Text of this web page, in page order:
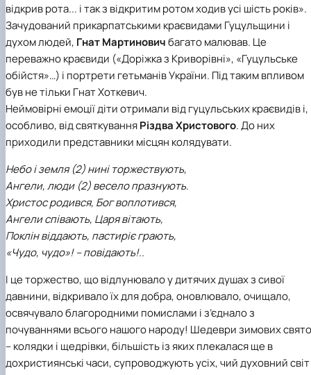
відкрив рота... і так з відкритим ротом ходив усі шість років».
Зачудований прикарпатськими краєвидами Гуцульщини і
духом людей, Гнат Мартиновичбагато малював. Це
переважно краєвиди («Доріжка з Криворівні», «Гуцульське
обійстя»…) і портрети гетьманів України. Під таким впливом
був не тільки Гнат Хоткевич.
Неймовірні емоції діти отримали від гуцульських краєвидів і,
особливо, від святкуванняРіздва Христового. До них
приходили представники місцян колядувати.
Небо і земля (2) нині торжествують,
Ангели, люди (2) весело празнують.
Христос родився, Бог воплотився,
Ангели співають, Царя вітають,
Поклін віддають, пастиріє грають,
«Чудо, чудо»! – повідають!..
І це торжество, що відлунювало у дитячих душах з сивої
давнини, відкривало їх для добра, оновлювало, очищало,
освячувало благородними помислами і з’єднало з
почуваннями всього нашого народу! Шедеври зимових
– колядки і щедрівки, більшість із яких плекалася ще в
дохристиянські часи, супроводжують усіх, чий духовний світ